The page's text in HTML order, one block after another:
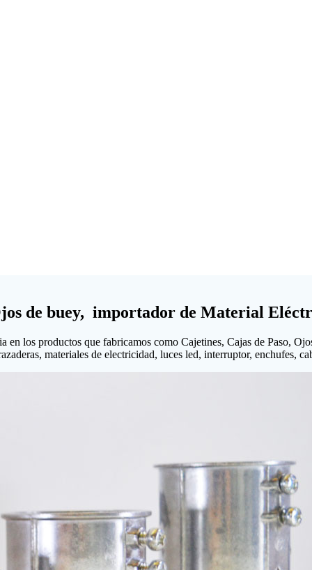
de buey, importador de Material
los productos que fabricamos como Cajetines, Cajas de Paso,
materiales de electricidad, luces led, interruptor, enchufes,